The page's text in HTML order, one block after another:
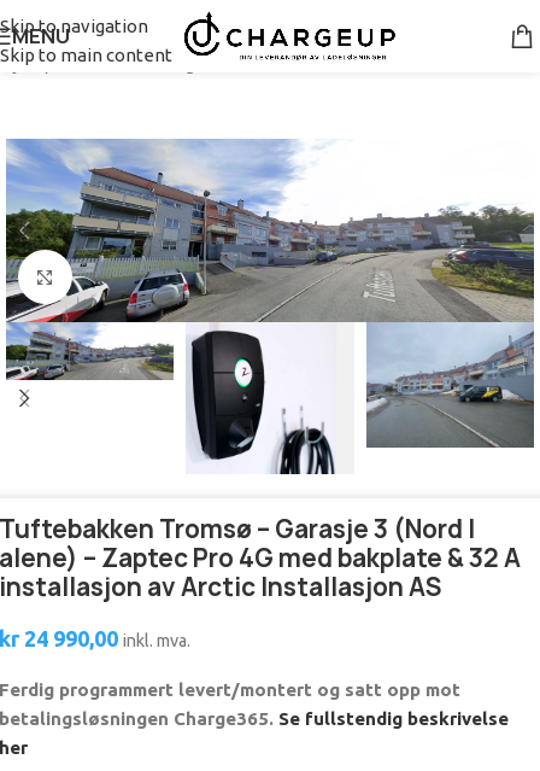
Skip to navigation
Skip to main content
MENU
Hjem/Pakke borettslag
Se større bilde
Tuftebakken Tromsø – Garasje 3 (Nord |
alene) – Zaptec Pro 4G med bakplate & 32 A
installasjon av Arctic Installasjon AS
kr 24 990,00 inkl. mva.
Ferdig programmert levert/montert og satt opp mot
betalingsløsningen Charge365. Se fullstendig beskrivelse
her